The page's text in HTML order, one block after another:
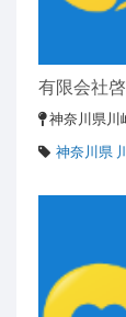
有限会社
神奈川県川
神奈川県